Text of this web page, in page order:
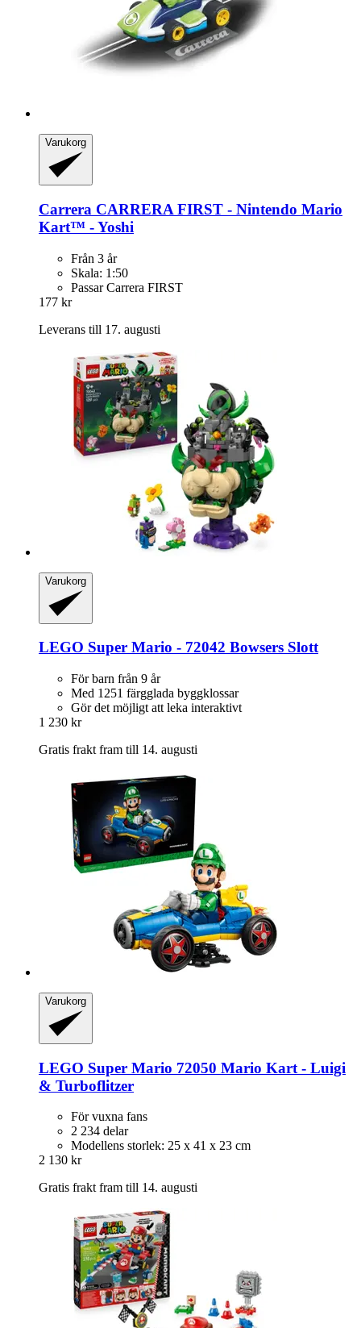
Varukorg
Carrera CARRERA FIRST -​ Nintendo Mario
Kart™ -​ Yoshi
Från 3 år
Skala: 1:50
Passar Carrera FIRST
177 kr
Leverans till 17. augusti
Varukorg
LEGO Super Mario -​ 72042 Bowsers Slott
För barn från 9 år
Med 1251 färgglada byggklossar
Gör det möjligt att leka interaktivt
1 230 kr
Gratis frakt fram till 14. augusti
Varukorg
LEGO Super Mario 72050 Mario Kart -​ Luigi
& Turboflitzer
För vuxna fans
2 234 delar
Modellens storlek: 25 x 41 x 23 cm
2 130 kr
Gratis frakt fram till 14. augusti